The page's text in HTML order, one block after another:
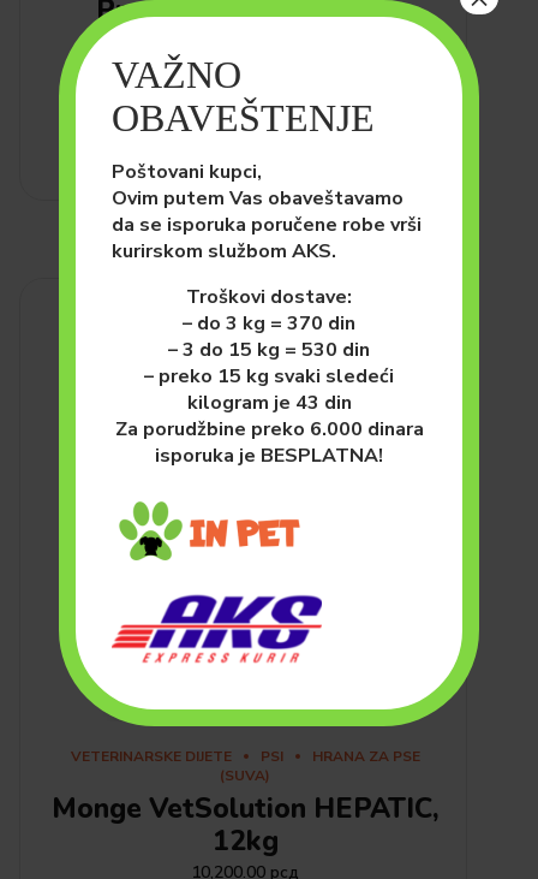
Premil Maxi Plus 15kg
DODAJ U KORPU
VETERINARSKE DIJETE PSI
HRANA ZA PSE
(SUVA)
Monge VetSolution HEPATIC,
12kg
10,200.00 рсд
VAŽNO
OBAVEŠTENJE
Poštovani kupci,
Ovim putem Vas obaveštavamo
da se isporuka poručene robe vrši
kurirskom službom AKS.
Troškovi dostave:
– do 3 kg = 370 din
– 3 do 15 kg = 530 din
– preko 15 kg svaki sledeći
kilogram je 43 din
Za porudžbine preko 6.000 dinara
isporuka je BESPLATNA!